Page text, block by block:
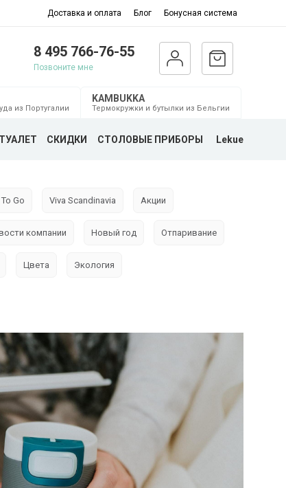
Доставка и оплата Блог Бонусная система
8 495 766-76-55
Позвоните мне
из Португалии
KAMBUKKA
Термокружки и бутылки из Бельгии
СКИДКИ СТОЛОВЫЕ ПРИБОРЫ Lekue
To Go Viva Scandinavia Акции
компании Новый год Отпаривание
Цвета Экология